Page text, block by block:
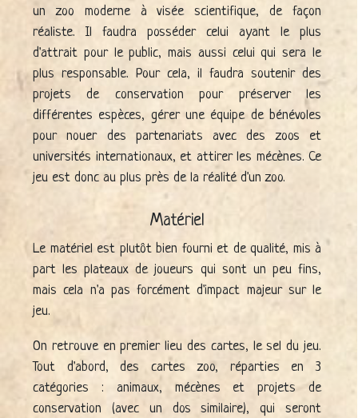
un zoo moderne à visée scientifique, de façon
réaliste. Il faudra posséder celui ayant le plus
d'attrait pour le public, mais aussi celui qui sera le
plus responsable. Pour cela, il faudra soutenir des
projets de conservation pour préserver les
différentes espèces, gérer une équipe de bénévoles
pour nouer des partenariats avec des zoos et
universités internationaux, et attirer les mécènes. Ce
jeu est donc au plus près de la réalité d'un zoo.
Matériel
Le matériel est plutôt bien fourni et de qualité, mis à
part les plateaux de joueurs qui sont un peu fins,
mais cela n'a pas forcément d'impact majeur sur le
jeu.
On retrouve en premier lieu des cartes, le sel du jeu.
Tout d'abord, des cartes zoo, réparties en 3
catégories : animaux, mécènes et projets de
conservation (avec un dos similaire), qui seront